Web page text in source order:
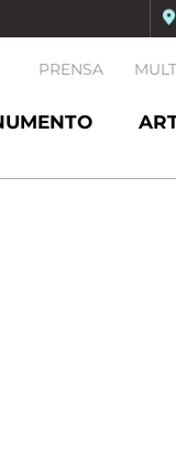
PRENSA